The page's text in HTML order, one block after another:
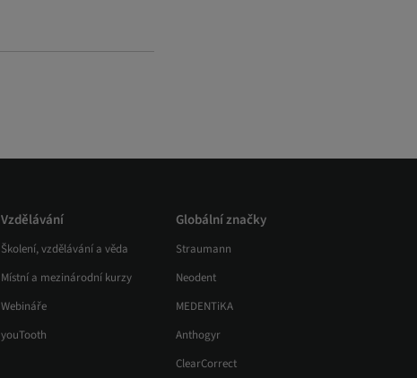
Vzdělávání
Školení, vzdělávání a věda
Místní a mezinárodní kurzy
Webináře
youTooth
Globální značky
Straumann
Neodent
MEDENTiKA
Anthogyr
ClearCorrect